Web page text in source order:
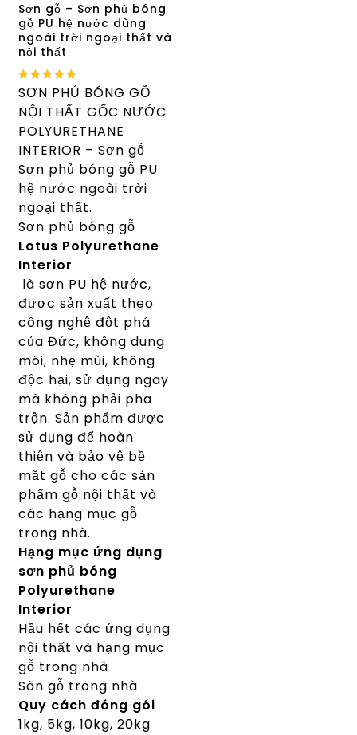
Sơn gỗ – Sơn phủ bóng
gỗ PU hệ nước dùng
ngoài trời ngoại thất và
nội thất
5.00
out of 5
SƠN PHỦ BÓNG GỖ
NỘI THẤT GỐC NƯỚC
POLYURETHANE
INTERIOR – Sơn gỗ
Sơn phủ bóng gỗ PU
hệ nước ngoài trời
ngoại thất.
Sơn phủ bóng gỗ
Lotus Polyurethane
Interior
là sơn PU hệ nước,
được sản xuất theo
công nghệ đột phá
của Đức, không dung
môi, nhẹ mùi, không
độc hại, sử dụng ngay
mà không phải pha
trộn. Sản phẩm được
sử dụng để hoàn
thiện và bảo vệ bề
mặt gỗ cho các sản
phẩm gỗ nội thất và
các hạng mục gỗ
trong nhà.
Hạng mục ứng dụng
sơn phủ bóng
Polyurethane
Interior
Hầu hết các ứng dụng
nội thất và hạng mục
gỗ trong nhà
Sàn gỗ trong nhà
Quy cách đóng gói
1kg, 5kg, 10kg, 20kg